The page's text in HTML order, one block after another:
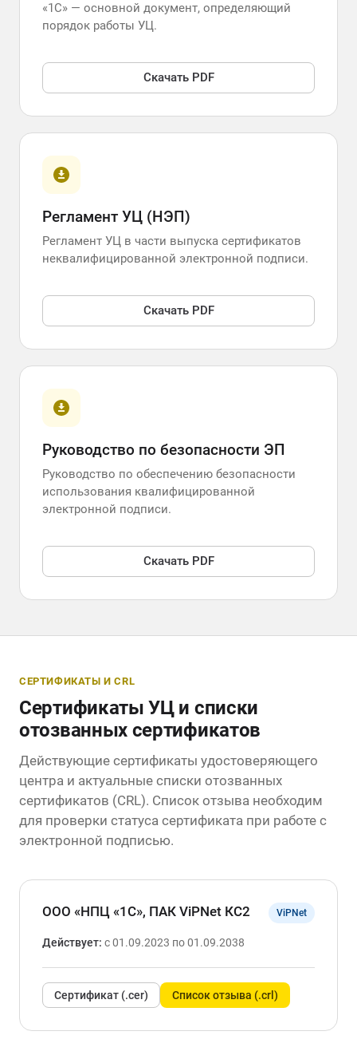
«1С» — основной документ, определяющий
порядок работы УЦ.
Скачать PDF
Регламент УЦ (НЭП)
Регламент УЦ в части выпуска сертификатов
неквалифицированной электронной подписи.
Скачать PDF
Руководство по безопасности ЭП
Руководство по обеспечению безопасности
использования квалифицированной
электронной подписи.
Скачать PDF
СЕРТИФИКАТЫ И CRL
Сертификаты УЦ и списки
отозванных сертификатов
Действующие сертификаты удостоверяющего
центра и актуальные списки отозванных
сертификатов (CRL). Список отзыва необходим
для проверки статуса сертификата при работе с
электронной подписью.
ООО «НПЦ «1С», ПАК ViPNet КС2 ViPNet
Действует: с 01.09.2023 по 01.09.2038
Сертификат (.cer) Список отзыва (.crl)